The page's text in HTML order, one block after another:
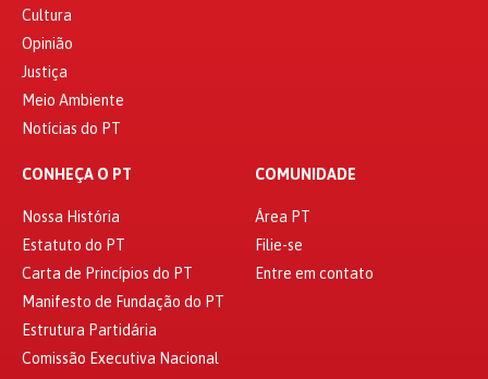
Cultura
Opinião
Justiça
Meio Ambiente
Notícias do PT
CONHEÇA O PT
Nossa História
Estatuto do PT
Carta de Princípios do PT
Manifesto de Fundação do PT
Estrutura Partidária
Comissão Executiva Nacional
COMUNIDADE
Área PT
Filie-se
Entre em contato